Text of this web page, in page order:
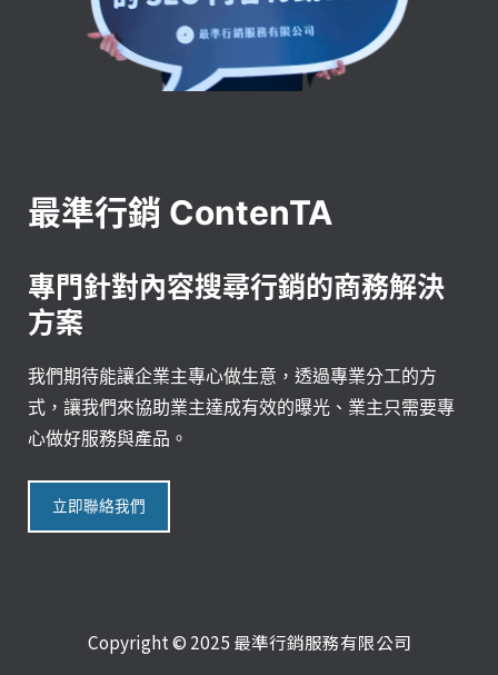
最準行銷 ContenTA
專門針對內容搜尋行銷的商務解決
方案
我們期待能讓企業主專心做生意，透過專業分工的方
式，讓我們來協助業主達成有效的曝光、業主只需要專
心做好服務與產品。
立即聯絡我們
Copyright © 2025 最準行銷服務有限公司